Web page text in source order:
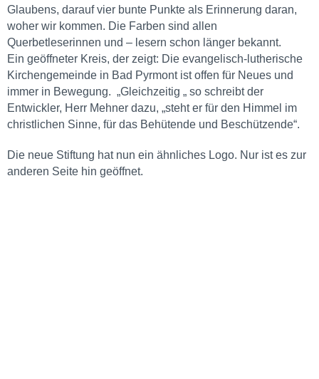
Glaubens, darauf vier bunte Punkte als Erinnerung daran,
woher wir kommen. Die Farben sind allen
Querbetleserinnen und – lesern schon länger bekannt.
Ein geöffneter Kreis, der zeigt: Die evangelisch-lutherische
Kirchengemeinde in Bad Pyrmont ist offen für Neues und
immer in Bewegung. „Gleichzeitig „ so schreibt der
Entwickler, Herr Mehner dazu, „steht er für den Himmel im
christlichen Sinne, für das Behütende und Beschützende“.
Die neue Stiftung hat nun ein ähnliches Logo. Nur ist es zur
anderen Seite hin geöffnet.